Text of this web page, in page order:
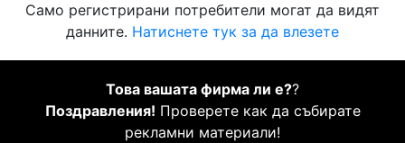
Само регистрирани потребители могат да видят
данните. Натиснете тук за да влезете
Това вашата фирма ли е??
Поздравления! Проверете как да събирате
рекламни материали!